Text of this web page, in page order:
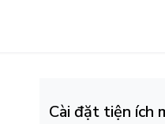
Cài đặt tiện ích